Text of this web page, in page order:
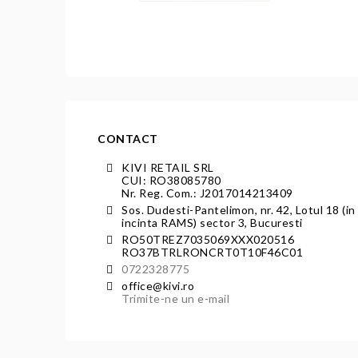
CONTACT
KIVI RETAIL SRL
CUI: RO38085780
Nr. Reg. Com.: J2017014213409
Sos. Dudesti-Pantelimon, nr. 42, Lotul 18 (in
incinta RAMS) sector 3, Bucuresti
RO50TREZ7035069XXX020516
RO37BTRLRONCRT0T10F46C01
0722328775
office@kivi.ro
Trimite-ne un e-mail